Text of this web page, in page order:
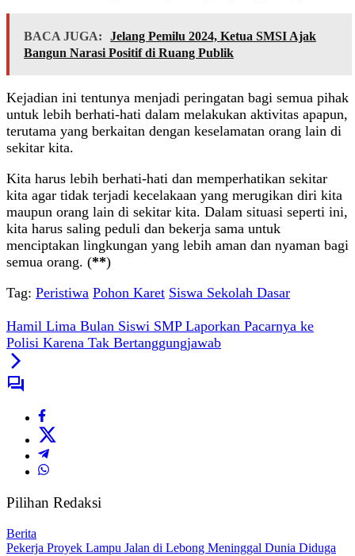
BACA JUGA:
Jelang Pemilu 2024, Ketua SMSI Ajak
Bangun Narasi Positif di Ruang Publik
Kejadian ini tentunya menjadi peringatan bagi semua pihak
untuk lebih berhati-hati dalam melakukan aktivitas apapun,
terutama yang berkaitan dengan keselamatan orang lain di
sekitar kita.
Kita harus lebih berhati-hati dan memperhatikan sekitar
kita agar tidak terjadi kecelakaan yang merugikan diri kita
maupun orang lain di sekitar kita. Dalam situasi seperti ini,
kita harus saling peduli dan bekerja sama untuk
menciptakan lingkungan yang lebih aman dan nyaman bagi
semua orang. (**)
Tag: Peristiwa Pohon Karet Siswa Sekolah Dasar
Hamil Lima Bulan Siswi SMP Laporkan Pacarnya ke
Polisi Karena Tak Bertanggungjawab
Pilihan Redaksi
Berita
Pekerja Proyek Lampu Jalan di Lebong Meninggal Dunia Diduga